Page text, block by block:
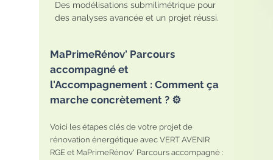
Des modélisations submilimétrique pour
des analyses avancée et un projet réussi.
MaPrimeRénov' Parcours
accompagné et
l'Accompagnement : Comment ça
marche concrètement ? ⚙️
Voici les étapes clés de votre projet de
rénovation énergétique avec VERT AVENIR
RGE et MaPrimeRénov' Parcours accompagné :